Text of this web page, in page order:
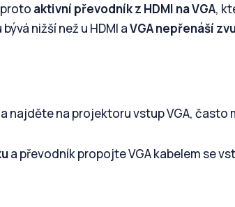
aktivní převodník z HDMI na VGA,
nižší než u HDMI aVGA nepřenáší
najděte na projektoru vstup VGA, často
a převodník propojte VGA kabelem se